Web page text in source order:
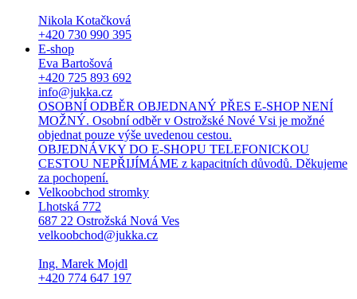
Nikola Kotačková
+420 730 990 395
E-shop
Eva Bartošová
+420 725 893 692
info@jukka.cz
OSOBNÍ ODBĚR OBJEDNANÝ PŘES E-SHOP NENÍ
MOŽNÝ. Osobní odběr v Ostrožské Nové Vsi je možné
objednat pouze výše uvedenou cestou.
OBJEDNÁVKY DO E-SHOPU TELEFONICKOU
CESTOU NEPŘIJÍMÁME z kapacitních důvodů. Děkujeme
za pochopení.
Velkoobchod stromky
Lhotská 772
687 22 Ostrožská Nová Ves
velkoobchod@jukka.cz
Ing. Marek Mojdl
+420 774 647 197